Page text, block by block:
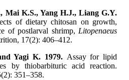
K.S., Yang H.J., Liang G.Y.
of dietary chitosan on growth,
of postlarval shrimp, Litopenaeus
17(2): 406–412.
Yagi K. 1979. Assay for lipid
by thiobarbituric acid reaction.
351–358.